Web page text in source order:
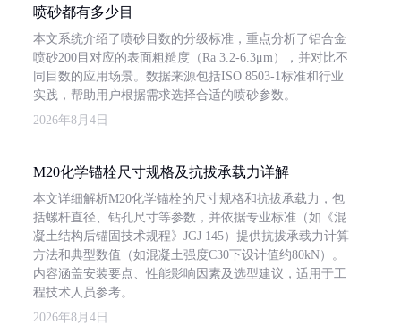
喷砂都有多少目
本文系统介绍了喷砂目数的分级标准，重点分析了铝合金
喷砂200目对应的表面粗糙度（Ra 3.2-6.3μm），并对比不
同目数的应用场景。数据来源包括ISO 8503-1标准和行业
实践，帮助用户根据需求选择合适的喷砂参数。
2026年8月4日
M20化学锚栓尺寸规格及抗拔承载力详解
本文详细解析M20化学锚栓的尺寸规格和抗拔承载力，包
括螺杆直径、钻孔尺寸等参数，并依据专业标准（如《混
凝土结构后锚固技术规程》JGJ 145）提供抗拔承载力计算
方法和典型数值（如混凝土强度C30下设计值约80kN）。
内容涵盖安装要点、性能影响因素及选型建议，适用于工
程技术人员参考。
2026年8月4日